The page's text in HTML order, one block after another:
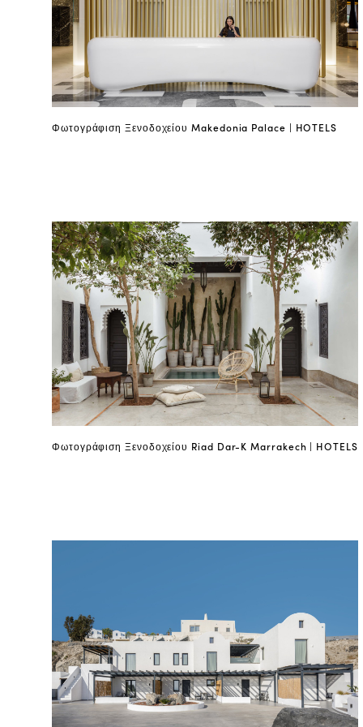
Φωτογράφιση Ξενοδοχείου Makedonia Palace | HOTELS
Φωτογράφιση Ξενοδοχείου Riad Dar-K Marrakech | HOTELS